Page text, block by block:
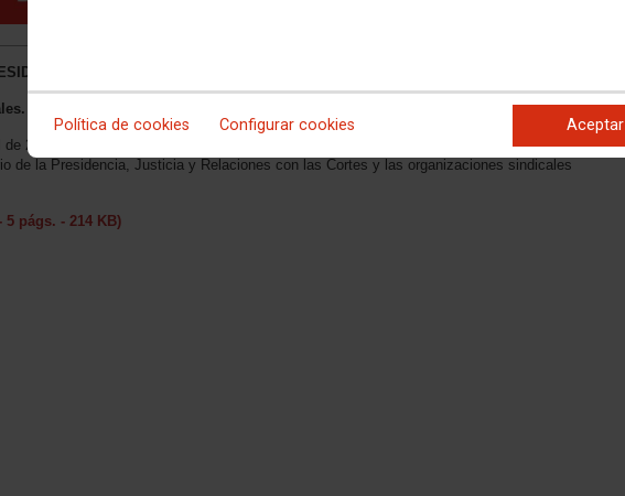
Política de cookies Configurar cookies Aceptar
JUSTICIA Y RELACIONES CON LAS CORTES
Acuerdo
de 2024, de la Dirección General del Servicio Público de Justicia, por la que se publica el
de la Presidencia, Justicia y Relaciones con las Cortes y las organizaciones sindicales
5 págs. - 214 KB)